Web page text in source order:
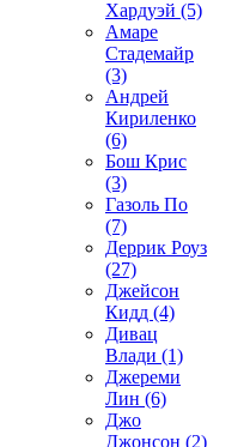
Xардуэй (5)
Амаре
Стадемайр
(3)
Андрей
Кириленко
(6)
Бош Крис
(3)
Газоль По
(7)
Деррик Роуз
(27)
Джейсон
Кидд (4)
Дивац
Влади (1)
Джереми
Лин (6)
Джо
Джонсон (2)